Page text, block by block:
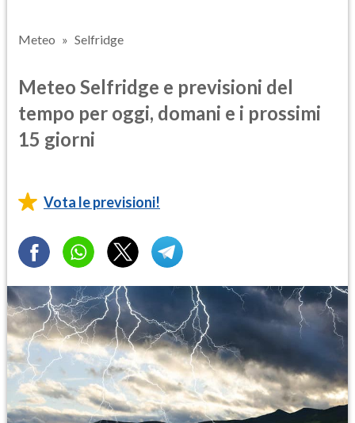
Meteo Selfridge
Meteo Selfridge e previsioni del
tempo per oggi, domani e i prossimi
15 giorni
Vota le previsioni!